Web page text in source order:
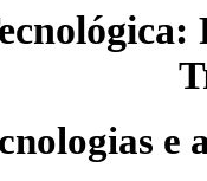
e